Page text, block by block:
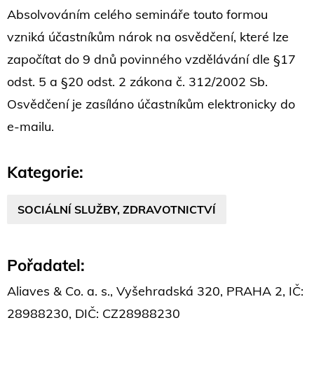
Absolvováním celého semináře touto formou
vzniká účastníkům nárok na osvědčení, které lze
započítat do 9 dnů povinného vzdělávání dle §17
odst. 5 a §20 odst. 2 zákona č. 312/2002 Sb.
Osvědčení je zasíláno účastníkům elektronicky do
e-mailu.
Kategorie:
SOCIÁLNÍ SLUŽBY, ZDRAVOTNICTVÍ
Pořadatel:
Aliaves & Co. a. s., Vyšehradská 320, PRAHA 2, IČ:
28988230, DIČ: CZ28988230